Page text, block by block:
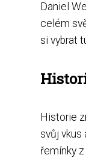
Daniel
celém
si vybrat
Historie
svůj vkus
řemínky